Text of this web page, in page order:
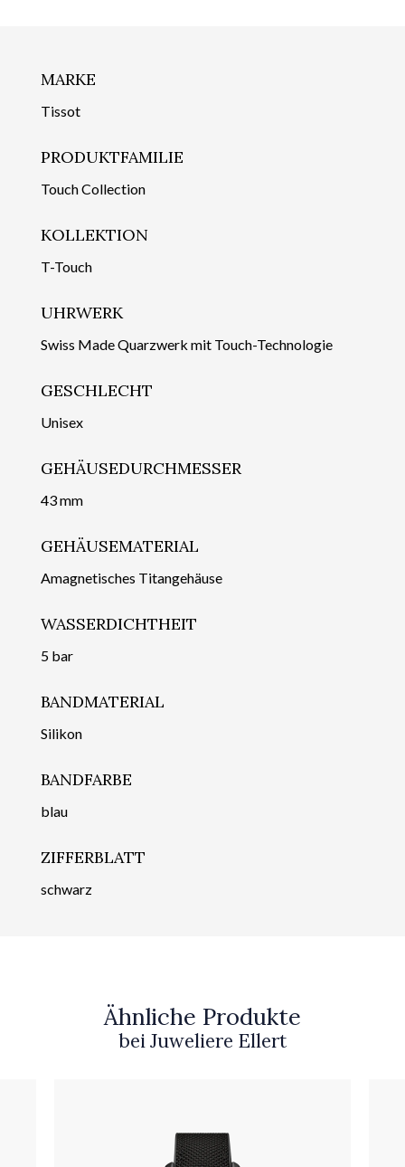
MARKE
Tissot
PRODUKTFAMILIE
Touch Collection
KOLLEKTION
T-Touch
UHRWERK
Swiss Made Quarzwerk mit Touch-Technologie
GESCHLECHT
Unisex
GEHÄUSEDURCHMESSER
43 mm
GEHÄUSEMATERIAL
Amagnetisches Titangehäuse
WASSERDICHTHEIT
5 bar
BANDMATERIAL
Silikon
BANDFARBE
blau
ZIFFERBLATT
schwarz
Ähnliche Produkte
bei Juweliere Ellert